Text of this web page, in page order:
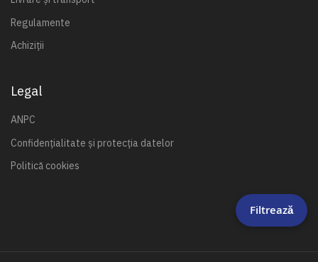
Regulamente
Achiziții
Legal
ANPC
Confidențialitate și protecția datelor
Politică cookies
Filtrează